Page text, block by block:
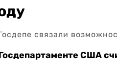
связали
США